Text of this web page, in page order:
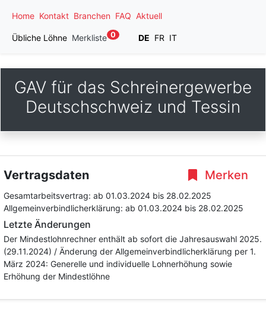
Home Kontakt Branchen FAQ Aktuell
Übliche Löhne Merkliste 0 DE FR IT
GAV für das Schreinergewerbe
Deutschschweiz und Tessin
Merken
Vertragsdaten
Gesamtarbeitsvertrag: ab 01.03.2024 bis 28.02.2025
Allgemeinverbindlicherklärung: ab 01.03.2024 bis 28.02.2025
Letzte Änderungen
Der Mindestlohnrechner enthält ab sofort die Jahresauswahl 2025.
(29.11.2024) / Änderung der Allgemeinverbindlicherklärung per 1.
März 2024: Generelle und individuelle Lohnerhöhung sowie
Erhöhung der Mindestlöhne